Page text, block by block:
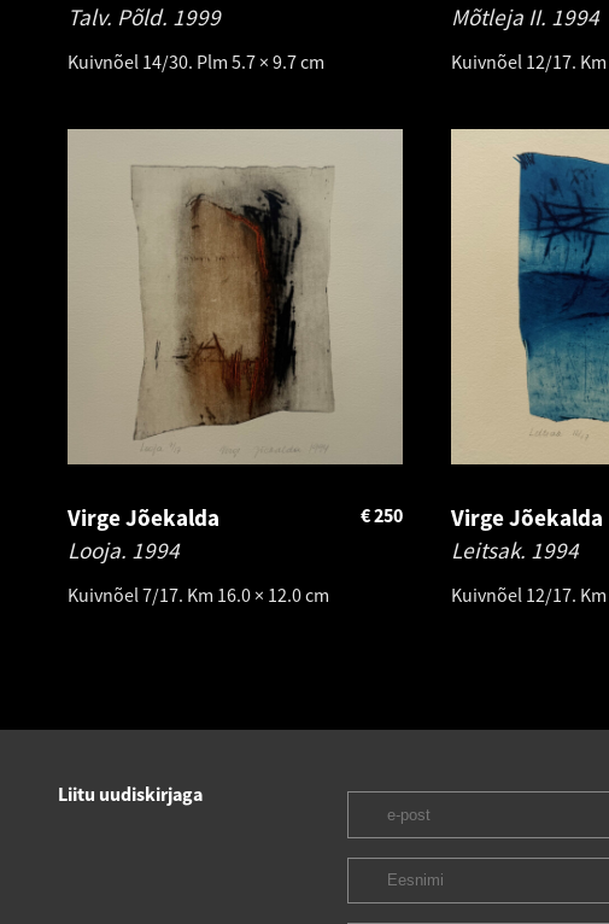
Talv. Põld. 1999
Kuivnõel 14/30. Plm 5.7 × 9.7 cm
Mõtleja II. 1994
Kuivnõel 12/17. Km
Virge Jõekalda
Looja. 1994
Kuivnõel 7/17. Km 16.0 × 12.0 cm
250
€
Virge Jõekalda
Leitsak. 1994
Kuivnõel 12/17. Km
Liitu uudiskirjaga